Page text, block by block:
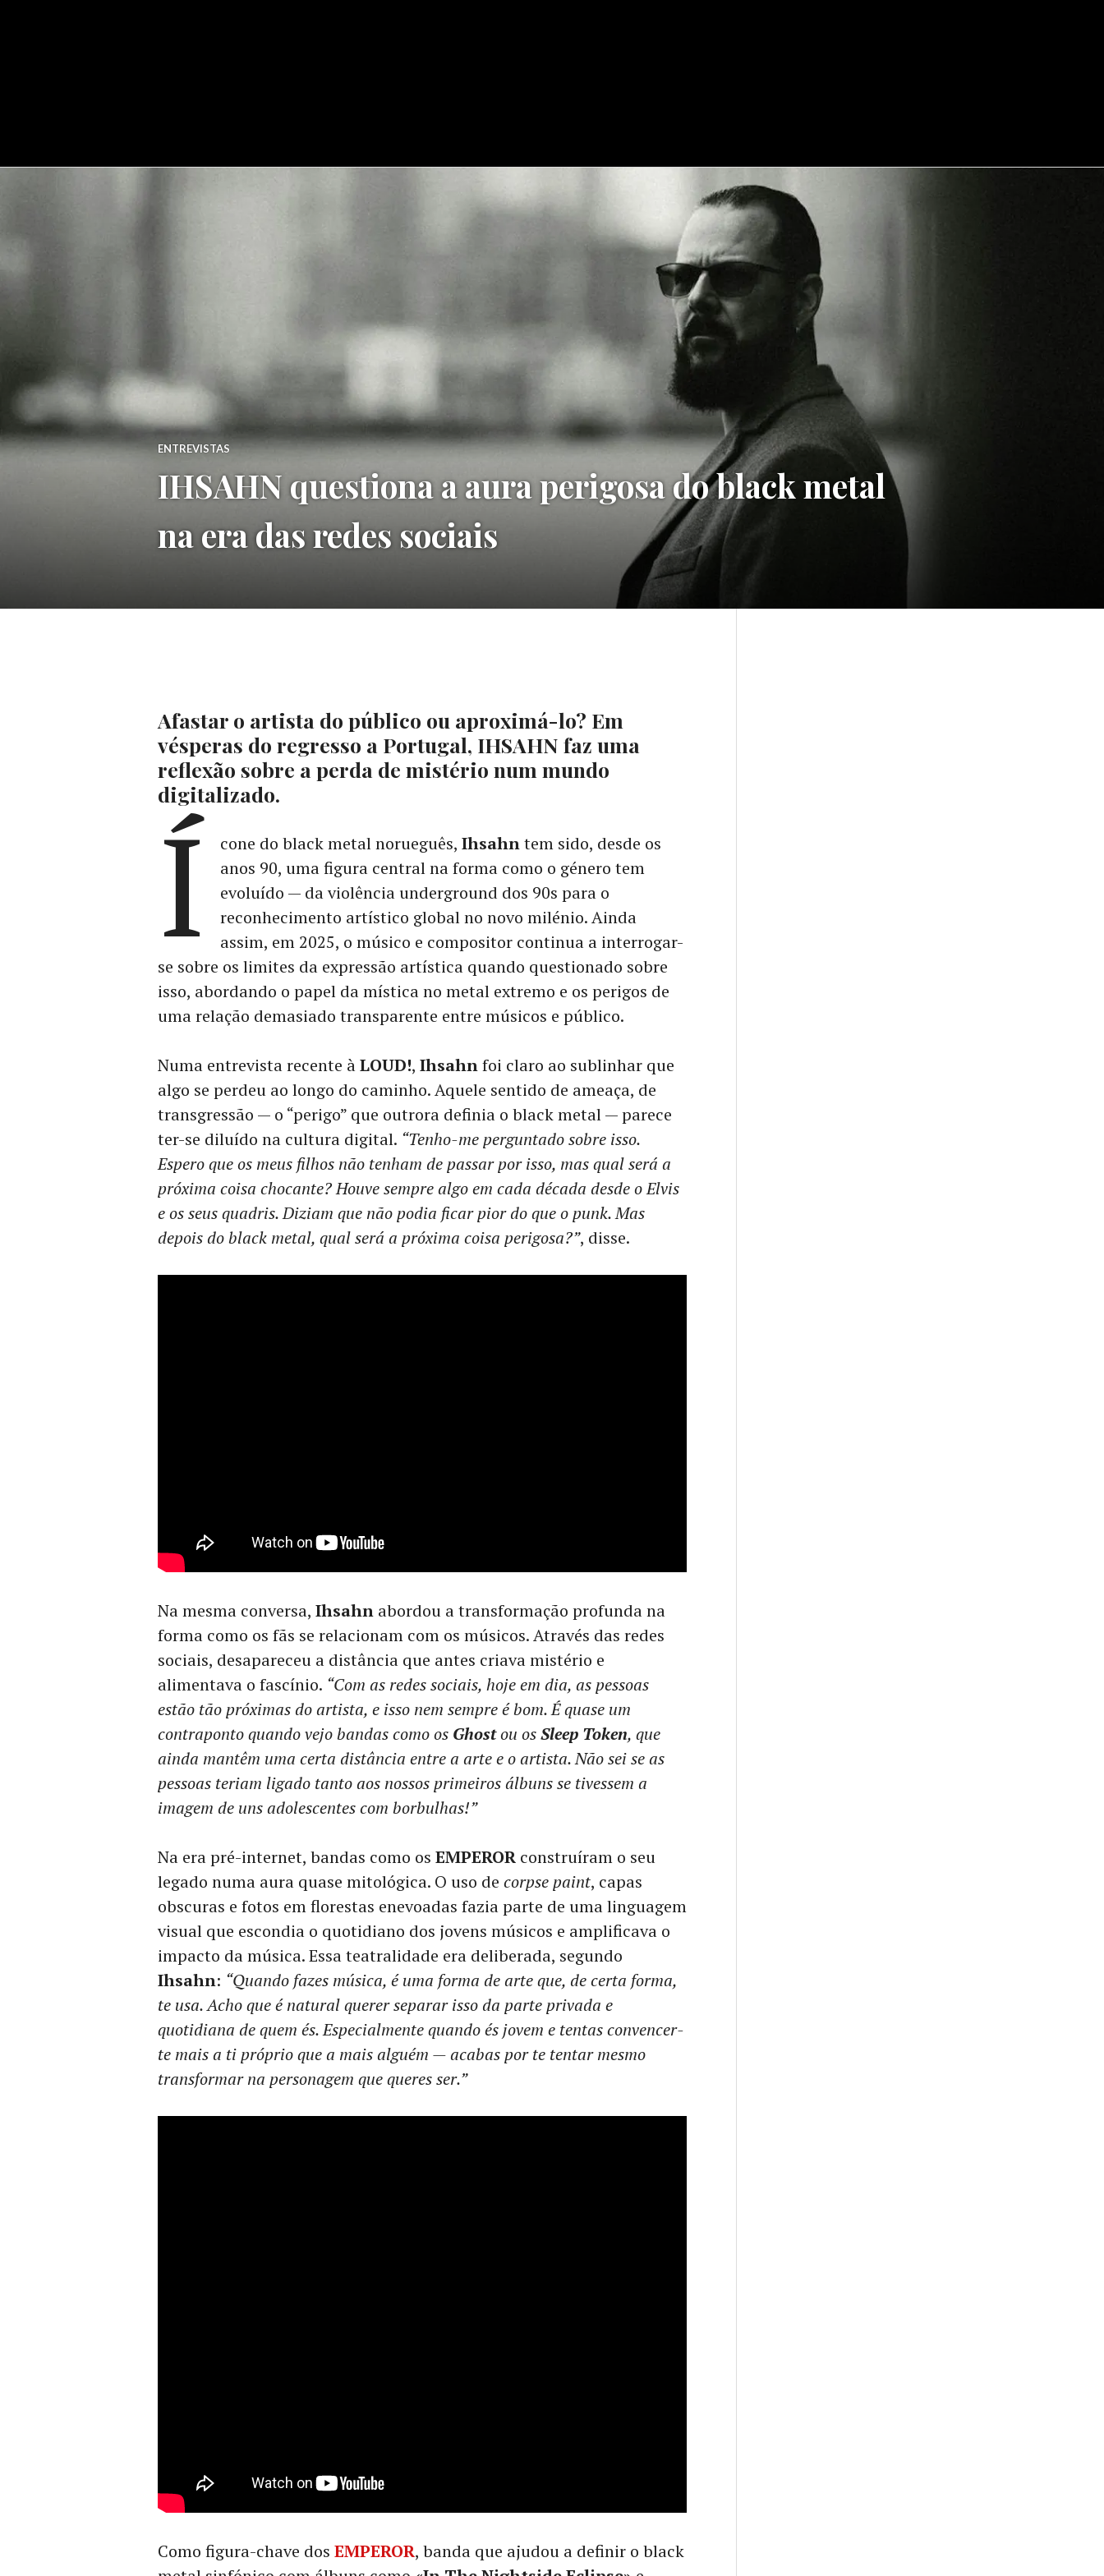
ENTREVISTAS
IHSAHN questiona a aura perigosa do black metal
na era das redes sociais
Afastar o artista do público ou aproximá-lo? Em
vésperas do regresso a Portugal, IHSAHN faz uma
reflexão sobre a perda de mistério num mundo
digitalizado.
Í cone do black metal norueguês, Ihsahntem sido, desde os
anos 90, uma figura central na forma como o género tem
evoluído — da violência underground dos 90s para o
reconhecimento artístico global no novo milénio. Ainda
assim, em 2025, o músico e compositor continua a interrogar-
se sobre os limites da expressão artística quando questionado sobre
isso, abordando o papel da mística no metal extremo e os perigos de
uma relação demasiado transparente entre músicos e público.
Numa entrevista recente àLOUD!, Ihsahnfoi claro ao sublinhar que
algo se perdeu ao longo do caminho. Aquele sentido de ameaça, de
transgressão — o “perigo” que outrora definia o black metal — parece
ter-se diluído na cultura digital. “Tenho-me perguntado sobre isso.
Espero que os meus filhos não tenham de passar por isso, mas qual será a
próxima coisa chocante? Houve sempre algo em cada década desde o Elvis
e os seus quadris. Diziam que não podia ficar pior do que o punk. Mas
depois do black metal, qual será a próxima coisa perigosa?”, disse.
Na mesma conversa, Ihsahn abordou a transformação profunda na
forma como os fãs se relacionam com os músicos. Através das redes
sociais, desapareceu a distância que antes criava mistério e
alimentava o fascínio. “Com as redes sociais, hoje em dia, as pessoas
estão tão próximas do artista, e isso nem sempre é bom. É quase um
contraponto quando vejo bandas como os Ghostou osSleep Token, que
ainda mantêm uma certa distância entre a arte e o artista. Não sei se as
pessoas teriam ligado tanto aos nossos primeiros álbuns se tivessem a
imagem de uns adolescentes com borbulhas!”
Na era pré-internet, bandas como os EMPEROR construíram o seu
legado numa aura quase mitológica. O uso de corpse paint, capas
obscuras e fotos em florestas enevoadas fazia parte de uma linguagem
visual que escondia o quotidiano dos jovens músicos e amplificava o
impacto da música. Essa teatralidade era deliberada, segundo
Ihsahn: “Quando fazes música, é uma forma de arte que, de certa forma,
te usa. Acho que é natural querer separar isso da parte privada e
quotidiana de quem és. Especialmente quando és jovem e tentas convencer-
te mais a ti próprio que a mais alguém — acabas por te tentar mesmo
transformar na personagem que queres ser.”
Como figura-chave dos EMPEROR, banda que ajudou a definir o black